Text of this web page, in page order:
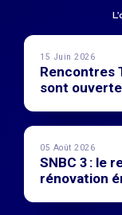
15 Juin 2026
Rencontres
sont
05 Août 2026
SNBC 3 : le
rénovation